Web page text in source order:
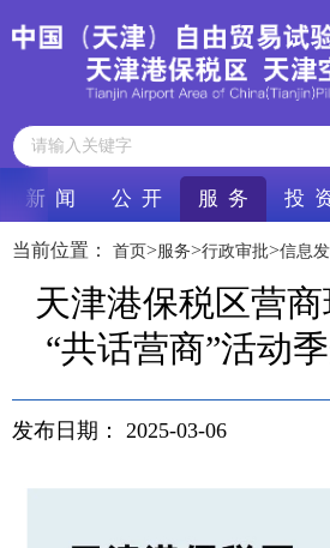
新 闻 公 开 服 务 投
当前位置： 首页>服务>行政审批>信息
天津港保税区营
“共话营商”活动
发布日期： 2025-03-06